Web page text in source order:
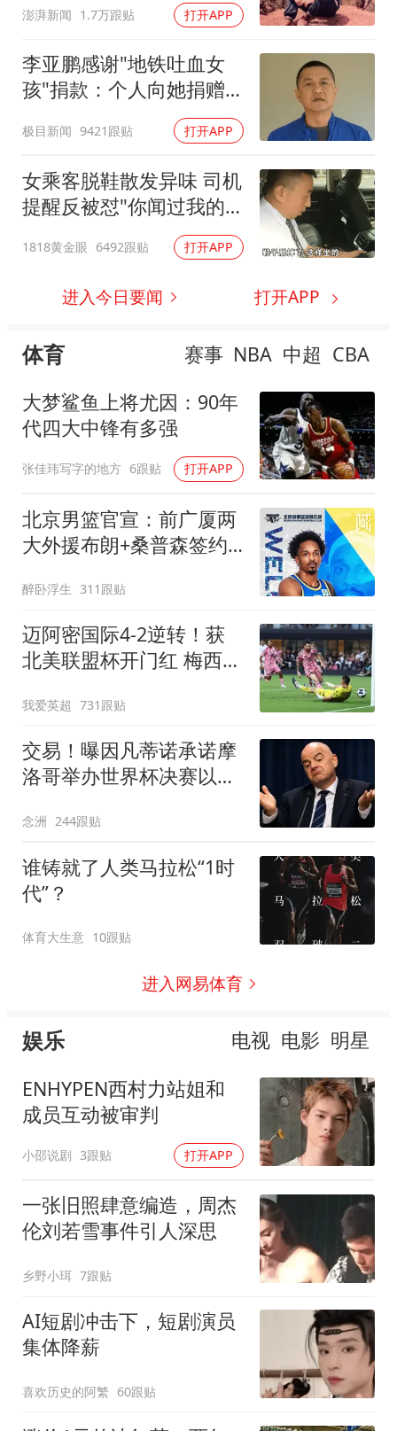
澎湃新闻 1.7万跟贴 打开APP
李亚鹏感谢"地铁吐血女
孩"捐款：个人向她捐赠
极目新闻 9421跟贴 打开APP
女乘客脱鞋散发异味 司机
提醒反被怼"你闻过我的
1818黄金眼 6492跟贴 打开APP
进入今日要闻 打开APP
体育 赛事 NBA 中超 CBA
大梦鲨鱼上将尤因：90年
代四大中锋有多强
张佳玮写字的地方 6跟贴 打开APP
北京男篮官宣：前广厦两
大外援布朗+桑普森签约
醉卧浮生 311跟贴
迈阿密国际4-2逆转！获
北美联盟杯开门红 梅西2
我爱英超 731跟贴
交易！曝因凡蒂诺承诺摩
洛哥举办世界杯决赛以换
念洲 244跟贴
谁铸就了人类马拉松“1时
代”？
体育大生意 10跟贴
进入网易体育
娱乐 电视 电影 明星
ENHYPEN西村力站姐和
成员互动被审判
小邵说剧 3跟贴 打开APP
一张旧照肆意编造，周杰
伦刘若雪事件引人深思
乡野小珥 7跟贴
AI短剧冲击下，短剧演员
集体降薪
喜欢历史的阿繁 60跟贴